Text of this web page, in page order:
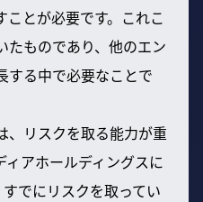
とが必要です。これこ
たものであり、他のエン
する中で必要なことで
、リスクを取る能力が重
アホールディングスに
でにリスクを取ってい